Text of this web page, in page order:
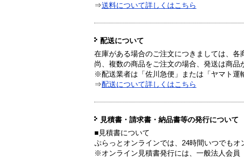
⇒送料について詳しくはこちら
配送について
在庫がある場合のご注文につきましては、各
尚、複数の商品をご注文の場合、発送は商品
※配送業者は「佐川急便」または「ヤマト運
⇒配送について詳しくはこちら
見積書・請求書・納品書等の発行について
■見積書について
ぷらっとオンラインでは、24時間いつでもオ
※オンライン見積書発行には、一般法人会員